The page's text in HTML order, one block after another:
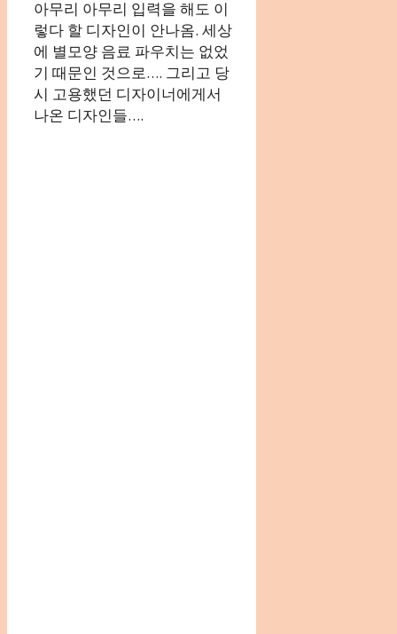
아무리 아무리 입력을 해도 이
렇다 할 디자인이 안나옴. 세상
에 별모양 음료 파우치는 없었
기 때문인 것으로…. 그리고 당
시 고용했던 디자이너에게서
나온 디자인들….